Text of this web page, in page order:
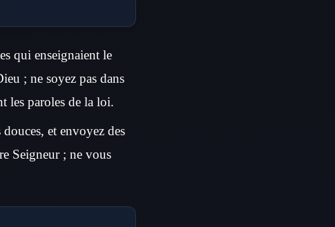
qui enseignaient le
; ne soyez pas dans
les paroles de la loi.
et envoyez des
Seigneur ; ne vous